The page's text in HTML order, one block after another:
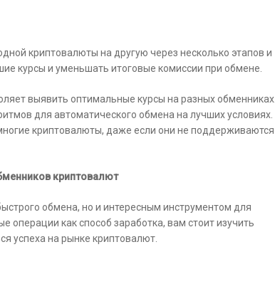
криптовалюты на другую через несколько этапов и
курсы и уменьшать итоговые комиссии при обмене.
выявить оптимальные курсы на разных обменниках.
для автоматического обмена на лучших условиях.
криптовалюты, даже если они не поддерживаются
криптовалют
обмена, но и интересным инструментом для
операции как способ заработка, вам стоит изучить
успеха на рынке криптовалют.